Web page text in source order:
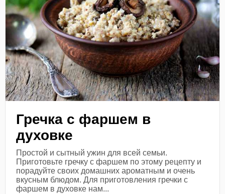
Гречка с фаршем в
духовке
Простой и сытный ужин для всей семьи.
Приготовьте гречку с фаршем по этому рецепту и
порадуйте своих домашних ароматным и очень
вкусным блюдом. Для приготовления гречки с
фаршем в духовке нам...